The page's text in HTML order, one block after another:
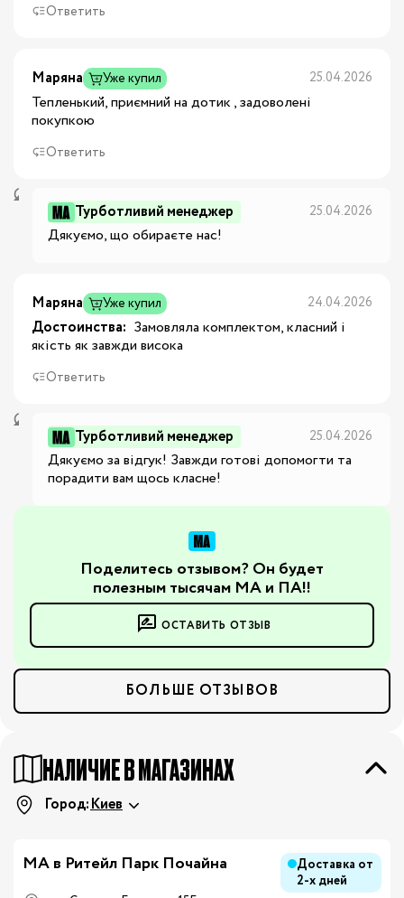
Ответить
Маряна Уже купил 25.04.2026
Тепленький, приємний на дотик , задоволені
покупкою
Ответить
Турботливий менеджер 25.04.2026
Дякуємо, що обираєте нас!
Маряна Уже купил 24.04.2026
Достоинства: Замовляла комплектом, класний і
якість як завжди висока
Ответить
Турботливий менеджер 25.04.2026
Дякуємо за відгук! Завжди готові допомогти та
порадити вам щось класне!
Поделитесь отзывом? Он будет
полезным тысячам МА и ПА!!
ОСТАВИТЬ ОТЗЫВ
БОЛЬШЕ ОТЗЫВОВ
НАЛИЧИЕ В МАГАЗИНАХ
Город:Киев
МА в Ритейл Парк Почайна
Доставка от
2-х дней